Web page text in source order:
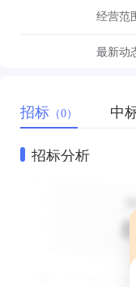
经营范
最新动
招标 （0） 中
招标分析